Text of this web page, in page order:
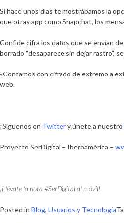
Si hace unos días te mostrábamos la
que otras app como Snapchat, los
Confide cifra los datos que se envían
borrado “desaparece sin dejar rastro”,
«Contamos con cifrado de extremo a
web.
¡Síguenos en Twittery únete a nuestro
Proyecto SerDigital – Iberoamérica –
¡Llévate la nota #SerDigital al móvil!
Posted in Blog, Usuarios y Tecnología